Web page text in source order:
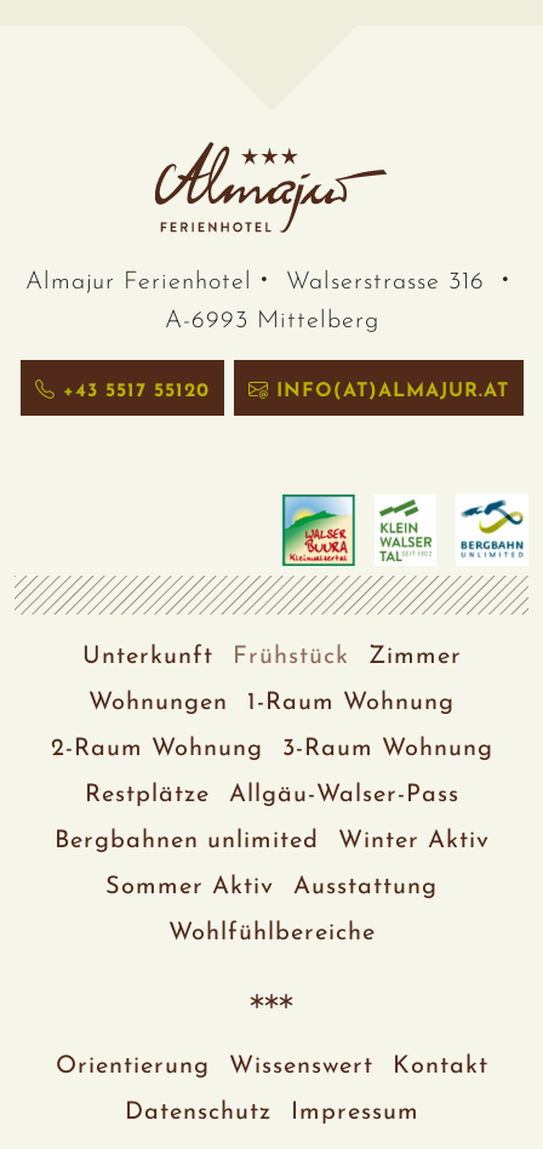
Almajur Ferienhotel
Walserstrasse 316
A-6993 Mittelberg
+43 5517 55120 INFO(AT)ALMAJUR.AT
Unterkunft Frühstück
Zimmer
Wohnungen
1-Raum Wohnung
2-Raum Wohnung
3-Raum Wohnung
Restplätze
Allgäu-Walser-Pass
Bergbahnen unlimited
Winter Aktiv
Sommer Aktiv
Ausstattung
Wohlfühlbereiche
Orientierung Wissenswert
Kontakt
Datenschutz
Impressum